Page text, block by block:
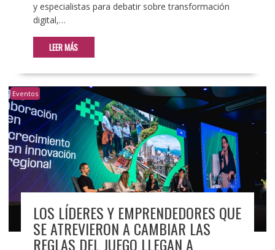
y especialistas para debatir sobre transformación
digital,…
LEER MÁS
Eventos
LOS LÍDERES Y EMPRENDEDORES QUE
SE ATREVIERON A CAMBIAR LAS
REGLAS DEL JUEGO LLEGAN A